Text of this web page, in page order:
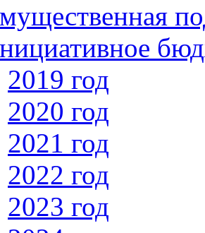
2019 год
2020 год
2021 год
2022 год
2023 год